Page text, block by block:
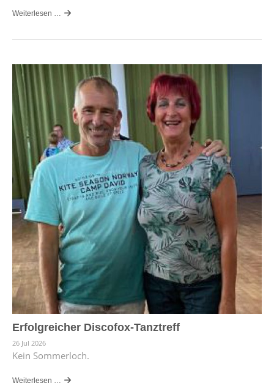
Weiterlesen …
Erfolgreicher Discofox-Tanztreff
26 Jul 2026
Kein Sommerloch.
Weiterlesen …